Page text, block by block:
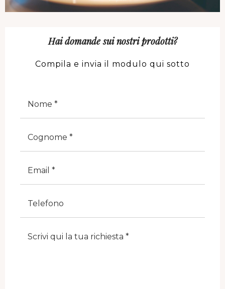
Hai domande sui nostri prodotti?
Compila e invia il modulo qui sotto